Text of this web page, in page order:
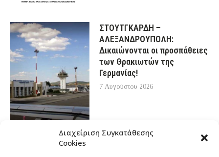
Διαχείριση Συγκατάθεσης
Cookies
ΣΤΟΥΤΓΚΑΡΔΗ –
ΑΛΕΞΑΝΔΡΟΥΠΟΛΗ:
Δικαιώνονται οι προσπάθειες
των Θρακιωτών της
Γερμανίας!
7 Αυγούστου 2026